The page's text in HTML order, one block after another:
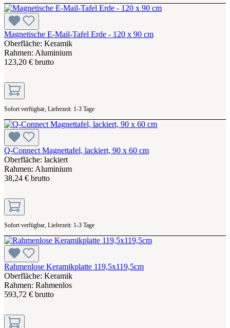
Magnetische E-Mail-Tafel Erde - 120 x 90 cm
Oberfläche: Keramik
Rahmen: Aluminium
123,20 € brutto
Sofort verfügbar, Lieferzeit: 1-3 Tage
Q-Connect Magnettafel, lackiert, 90 x 60 cm
Oberfläche: lackiert
Rahmen: Aluminium
38,24 € brutto
Sofort verfügbar, Lieferzeit: 1-3 Tage
Rahmenlose Keramikplatte 119,5x119,5cm
Oberfläche: Keramik
Rahmen: Rahmenlos
593,72 € brutto